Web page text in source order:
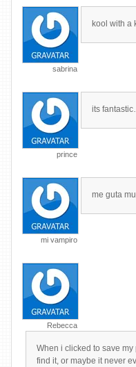
sabrina
kool with a
prince
its
mi vampiro
me guta
Rebecca
When i clicked to save
find it, or maybe it never